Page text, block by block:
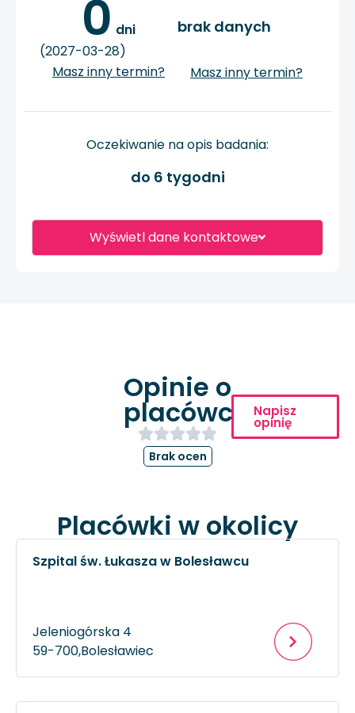
Wyświetl dane kontaktowe
0 dni
(2027-03-28)
Masz inny termin?
brak danych
Masz inny termin?
Oczekiwanie na opis badania:
do 6 tygodni
Opinie o
placówce
Brak ocen
Napisz
opinię
Placówki w okolicy
Szpital św. Łukasza w Bolesławcu
Jeleniogórska 4
59-700,Bolesławiec